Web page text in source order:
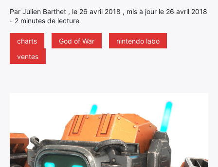
Par Julien Barthet , le 26 avril 2018 , mis à jour le 26 avril 2018
- 2 minutes de lecture
charts God of War
nintendo labo
ventes